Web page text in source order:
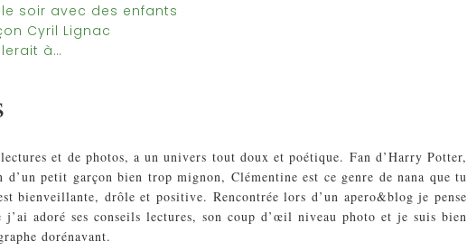
soir avec des enfants
Cyril Lignac
à…
et de photos, a un univers tout doux et poétique. Fan d’Harry Potter,
d’un petit garçon bien trop mignon, Clémentine est ce genre de nana que tu
bienveillante, drôle et positive. Rencontrée lors d’un apero&blog je pense
adoré ses conseils lectures, son coup d’œil niveau photo et je suis bien
dorénavant.